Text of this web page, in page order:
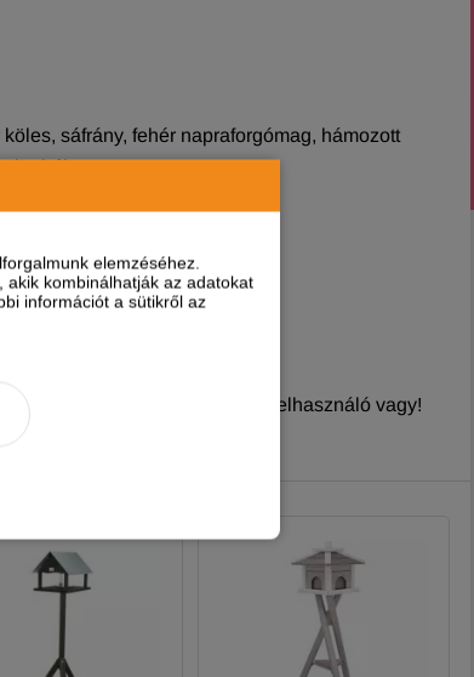
elemzéséhez.
kombinálhatják az adatokat
információt a sütikről az
sáfrány, fehér napraforgómag, hámozott
0,30%, treonin 0,40%
ha felhasználó vagy!